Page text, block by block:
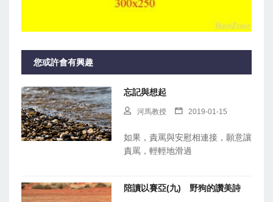
您或許會有興趣
忘記與想起
河馬教授 2019-01-15
如果，責罵與安慰相連接，願意讓
責罵，輕輕地滑過
陪讀以賽亞(九) 野狗的讚美詩